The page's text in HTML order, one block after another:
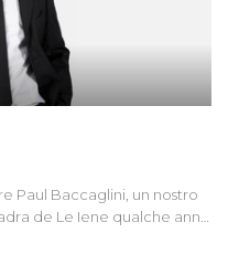
Paul Baccaglini, un nostro
de Le Iene qualche anno